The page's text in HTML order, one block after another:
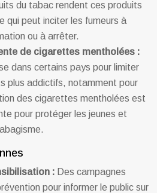
du tabac rendent ces produits
qui peut inciter les fumeurs à
ou à arrêter.
de cigarettes mentholées :
dans certains pays pour limiter
plus addictifs, notamment pour
des cigarettes mentholées est
pour protéger les jeunes et
: Des campagnes
pour informer le public sur